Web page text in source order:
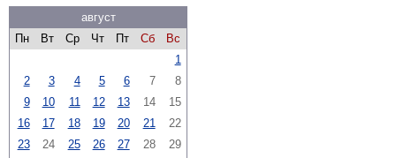
август
Пн
Вт Ср Чт Пт Сб
Вс
1
2
3 4 5 6 7
8
9
10 11 12 13 14
15
16
17 18 19 20 21
22
23
24 25 26 27 28
29